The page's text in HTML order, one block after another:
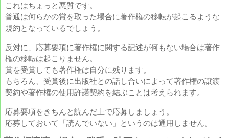
これはちょっと悪質です。
普通は何らかの賞を取った場合に著作権の移転が起こるような
規約となっているでしょう。
反対に、応募要項に著作権に関する記述が何もない場合は著作
権の移転は起こりません。
賞を受賞しても著作権は自分に残ります。
もちろん、受賞後に出版社との話し合いによって著作権の譲渡
契約や著作権の使用許諾契約を結ぶことは考えられます。
応募要項をきちんと読んだ上で応募しましょう。
応募しておいて「読んでいない」というのは通用しません。